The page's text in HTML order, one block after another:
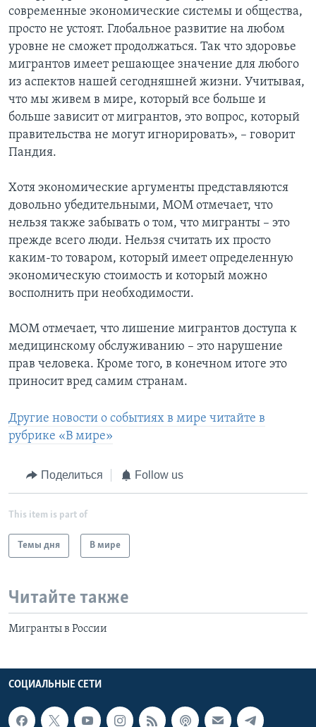
современные экономические системы и общества,
просто не устоят. Глобальное развитие на любом
уровне не сможет продолжаться. Так что здоровье
мигрантов имеет решающее значение для любого
из аспектов нашей сегодняшней жизни. Учитывая,
что мы живем в мире, который все больше и
больше зависит от мигрантов, это вопрос, который
правительства не могут игнорировать», – говорит
Пандия.
Хотя экономические аргументы представляются
довольно убедительными, МОМ отмечает, что
нельзя также забывать о том, что мигранты – это
прежде всего люди. Нельзя считать их просто
каким-то товаром, который имеет определенную
экономическую стоимость и который можно
восполнить при необходимости.
МОМ отмечает, что лишение мигрантов доступа к
медицинскому обслуживанию – это нарушение
прав человека. Кроме того, в конечном итоге это
приносит вред самим странам.
Другие новости о событиях в мире читайте в
рубрике «В мире»
Поделиться Follow us
This item is part of
Темы дня В мире
Читайте также
Мигранты в России
СОЦИАЛЬНЫЕ СЕТИ